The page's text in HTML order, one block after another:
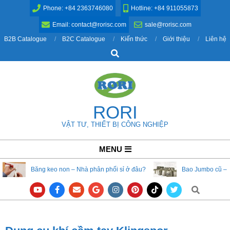
Phone: +84 2363746080 Hotline: +84 911055873
Email: contact@rorisc.com
sale@rorisc.com
B2B Catalogue
B2C Catalogue Kiến thức Giới thiệu
Liên hệ
Search
RORI
VẬT TƯ, THIẾT BỊ CÔNG NGHIỆP
Navigation
Menu
MENU
Băng keo non – Nhà phân phối sỉ ở đâu? Bao Jumbo cũ –
Search